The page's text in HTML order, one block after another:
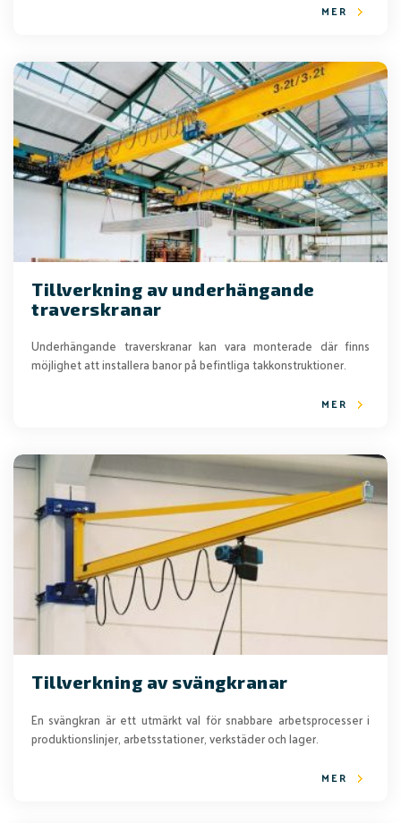
MER
Tillverkning av underhängande
traverskranar
Underhängande traverskranar kan vara monterade där finns
möjlighet att installera banor på befintliga takkonstruktioner.
MER
Tillverkning av svängkranar
En svängkran är ett utmärkt val för snabbare arbetsprocesser i
produktionslinjer, arbetsstationer, verkstäder och lager.
MER